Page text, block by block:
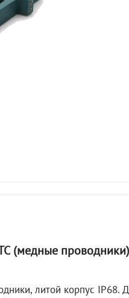
(медные
литой корпус IP68.